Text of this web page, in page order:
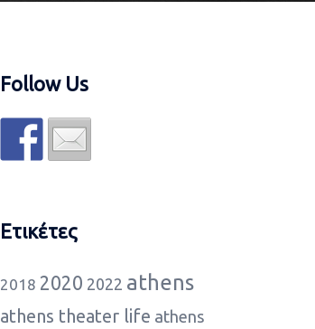
Follow Us
Ετικέτες
2018 2020 2022 athens
athens theater life athens